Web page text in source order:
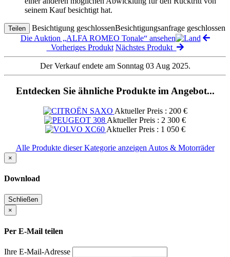
seinem Kauf besichtigt hat.
Teilen Besichtigung geschlossenBesichtigungsanfrage geschlossen
Die Auktion „ALFA ROMEO Tonale“ ansehen
Vorheriges Produkt Nächstes Produkt
Der Verkauf endete am Sonntag 03 Aug 2025.
Entdecken Sie ähnliche Produkte im Angebot...
Aktueller Preis : 200 €
Aktueller Preis : 2 300 €
Aktueller Preis : 1 050 €
Alle Produkte dieser Kategorie anzeigen Autos & Motorräder
×
Download
Schließen
×
Per E-Mail teilen
Ihre E-Mail-Adresse